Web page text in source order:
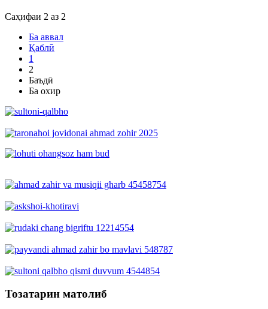
Саҳифаи 2 аз 2
Ба аввал
Қаблӣ
1
2
Баъдӣ
Ба охир
Тозатарин матолиб